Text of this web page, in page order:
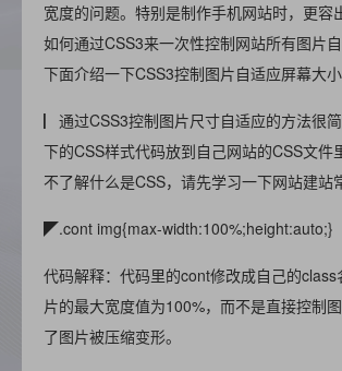
宽度的问题。特别是制作手机网站时，更容
如何通过CSS3来一次性控制网站所有图片自
下面介绍一下CSS3控制图片自适应屏幕大小
▏通过CSS3控制图片尺寸自适应的方法很
下的CSS样式代码放到自己网站的CSS文件
不了解什么是CSS，请先学习一下网站建站
◤.cont img{max-width:100%;height:auto;}
代码解释：代码里的cont修改成自己的class
片的最大宽度值为100%，而不是直接控制
了图片被压缩变形。